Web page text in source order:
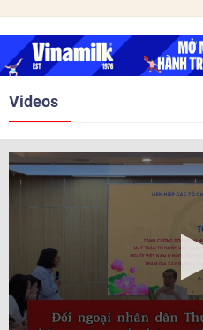
nghị Cấp cao vào các năm 2005,
2010, 2016, 2018, 2021.
Videos